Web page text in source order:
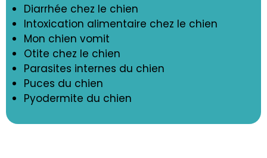
Diarrhée chez le chien
Intoxication alimentaire chez le chien
Mon chien vomit
Otite chez le chien
Parasites internes du chien
Puces du chien
Pyodermite du chien